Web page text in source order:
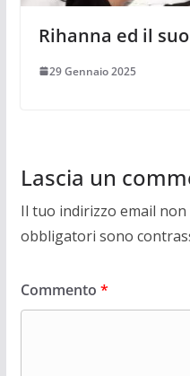
Rihanna ed il
29 Gennaio 2025
Lascia un
Il tuo indirizzo email
obbligatori sono
Commento *